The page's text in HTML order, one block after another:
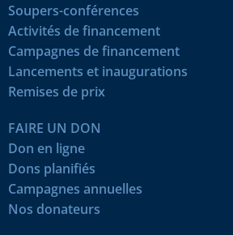
Soupers-conférences
Activités de financement
Campagnes de financement
Lancements et inaugurations
Remises de prix
FAIRE UN DON
Don en ligne
Dons planifiés
Campagnes annuelles
Nos donateurs